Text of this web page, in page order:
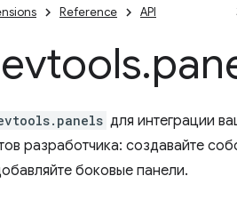
Reference API
.
для интеграции
разработчика: создавайте
боковые панели.